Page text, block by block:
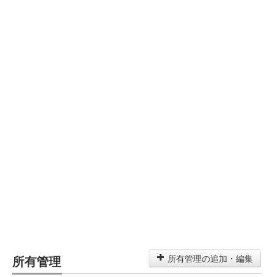
所有管理 所有管理の追加・編集